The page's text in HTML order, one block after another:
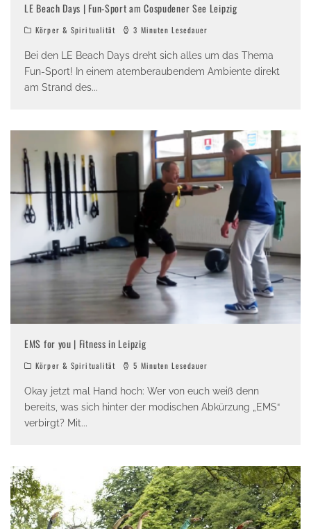
LE Beach Days | Fun-Sport am Cospudener See Leipzig
Körper & Spiritualität 3 Minuten Lesedauer
Bei den LE Beach Days dreht sich alles um das Thema
Fun-Sport! In einem atemberaubendem Ambiente direkt
am Strand des...
EMS for you | Fitness in Leipzig
Körper & Spiritualität 5 Minuten Lesedauer
Okay jetzt mal Hand hoch: Wer von euch weiß denn
bereits, was sich hinter der modischen Abkürzung „EMS“
verbirgt? Mit...